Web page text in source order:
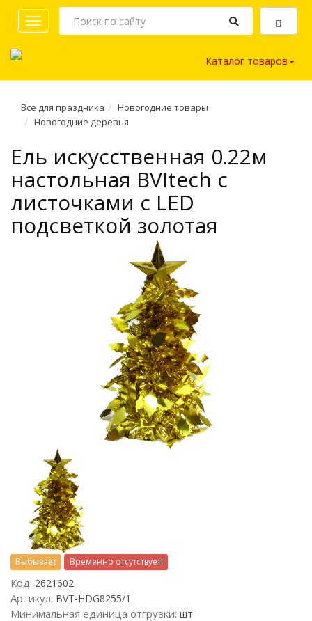
Toggle
navigation
Каталог товаров
Все для праздника
Новогодние товары
Новогодние деревья
Ель искусственная 0.22м
настольная BVItech с
листочками с LED
подсветкой золотая
Выбывает Временно отсутствует!
Код: 2621602
Артикул: BVT-HDG8255/1
Минимальная единица отгрузки: шт